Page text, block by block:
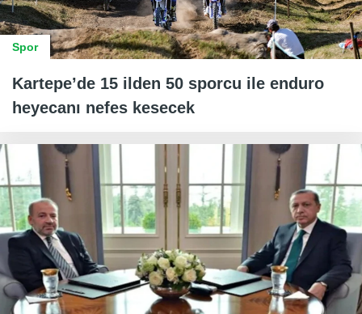
Spor
Kartepe’de 15 ilden 50 sporcu ile enduro
heyecanı nefes kesecek